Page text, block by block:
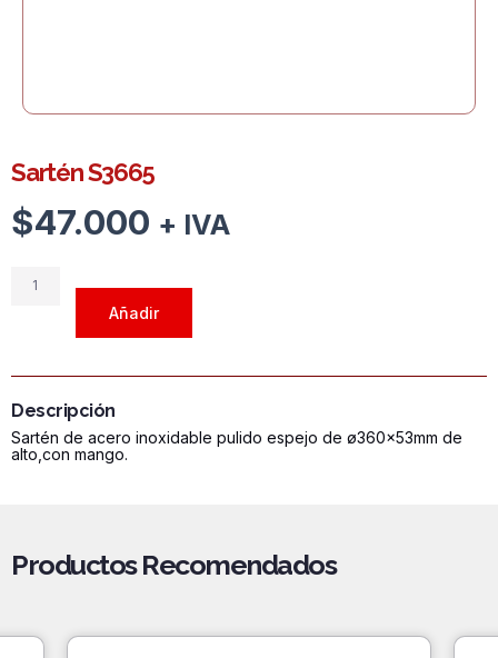
Sartén S3665
$47.000 + IVA
Sartén
Añadir
Descripción
Sartén de acero inoxidable pulido espejo de ø360x53mm de
alto,con mango.
Productos Recomendados